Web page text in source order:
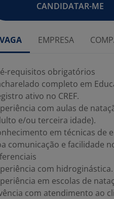
CANDIDATAR-ME
VAGA EMPRESA
requisitos obrigatórios
completo em
ativo no CREF.
com aulas de
e/ou terceira idade).
em técnicas de
comunicação e facilidade
com hidroginástica.
em escolas de
com atendimento ao